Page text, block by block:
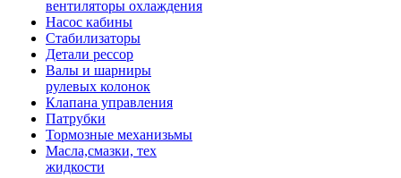
вентиляторы охлаждения
Насос кабины
Стабилизаторы
Детали рессор
Валы и шарниры
рулевых колонок
Клапана управления
Патрубки
Тормозные механизьмы
Масла,смазки, тех
жидкости